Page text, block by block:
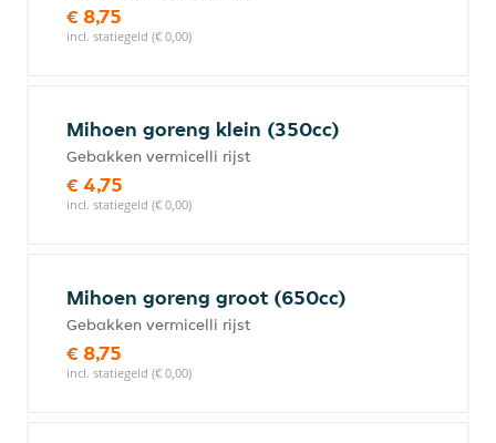
€ 8,75
incl. statiegeld (€ 0,00)
Mihoen goreng klein (350cc)
Gebakken vermicelli rijst
€ 4,75
incl. statiegeld (€ 0,00)
Mihoen goreng groot (650cc)
Gebakken vermicelli rijst
€ 8,75
incl. statiegeld (€ 0,00)